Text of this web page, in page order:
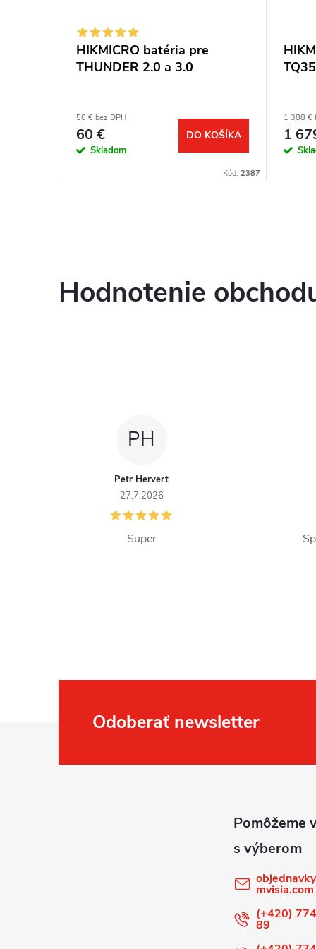
HIKMICRO batéria pre
THUNDER 2.0 a 3.0
50 € bez DPH
60 €
Skladom
DO KOŠÍKA
Kód: 2387
1 388 €
1
Hodnotenie
PH
Petr Hervert
27.7.2026
Super
Odoberať newsletter
objednavky
mvisia.com
(+420)
89